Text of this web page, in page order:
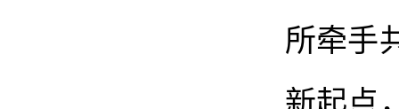
所牵手